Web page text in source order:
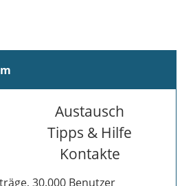
Austausch
Tipps & Hilfe
Kontakte
30.000 Benutzer